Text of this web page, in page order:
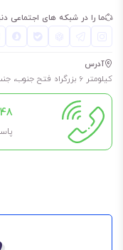
ما را در شبکه های اجتماعی
آدرس
کیلومتر 6 بزرگراه فتح جنوب، جنب دفتر خدمات الکترونیک شهر، پلاک 588 و 600